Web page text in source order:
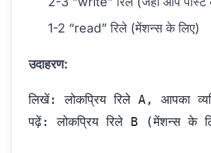
1-2 “read” रिले (मेंशन्स के लिए)
उदाहरण:
लिखें: लोकप्रिय रिले A, आपका
पढ़ें: लोकप्रिय रिले B (मेंशन्स के